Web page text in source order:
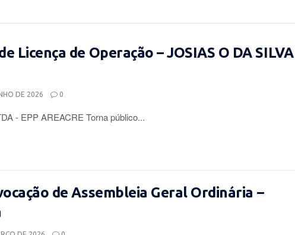
Licença de Operação – JOSIAS O DA
DE 2026 0
- EPP AREACRE Torna público...
de Assembleia Geral Ordinária –